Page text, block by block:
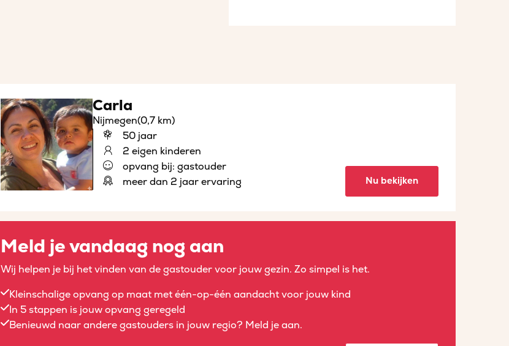
Carla
Nijmegen(0,7 km)
50 jaar
2 eigen kinderen
opvang bij: gastouder
meer dan 2 jaar ervaring
Nu bekijken
Meld je vandaag nog aan
Wij helpen je bij het vinden van de gastouder voor jouw gezin. Zo simpel is het.
Kleinschalige opvang op maat met één-op-één aandacht voor jouw kind
In 5 stappen is jouw opvang geregeld
Benieuwd naar andere gastouders in jouw regio? Meld je aan.